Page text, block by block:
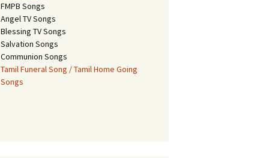
FMPB Songs
Angel TV Songs
Blessing TV Songs
Salvation Songs
Communion Songs
Tamil Funeral Song / Tamil Home Going
Songs